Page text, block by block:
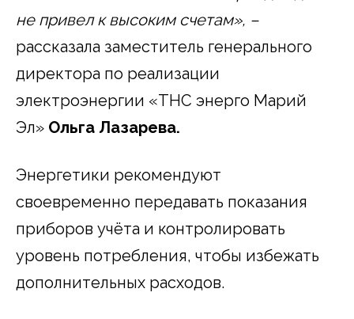
не привел к высоким счетам», –
рассказала заместитель генерального
директора по реализации
электроэнергии «ТНС энерго Марий
Эл» Ольга Лазарева.
Энергетики рекомендуют
своевременно передавать показания
приборов учёта и контролировать
уровень потребления, чтобы избежать
дополнительных расходов.